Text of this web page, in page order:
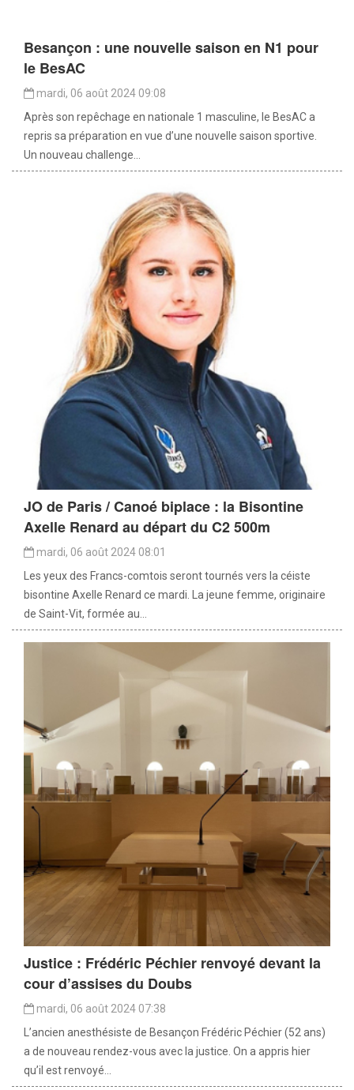
Besançon : une nouvelle saison en N1 pour
le BesAC
mardi, 06 août 2024 09:08
Après son repêchage en nationale 1 masculine, le BesAC a
repris sa préparation en vue d’une nouvelle saison sportive.
Un nouveau challenge...
JO de Paris / Canoé biplace : la Bisontine
Axelle Renard au départ du C2 500m
mardi, 06 août 2024 08:01
Les yeux des Francs-comtois seront tournés vers la céiste
bisontine Axelle Renard ce mardi. La jeune femme, originaire
de Saint-Vit, formée au...
Justice : Frédéric Péchier renvoyé devant la
cour d’assises du Doubs
mardi, 06 août 2024 07:38
L’ancien anesthésiste de Besançon Frédéric Péchier (52 ans)
a de nouveau rendez-vous avec la justice. On a appris hier
qu’il est renvoyé...